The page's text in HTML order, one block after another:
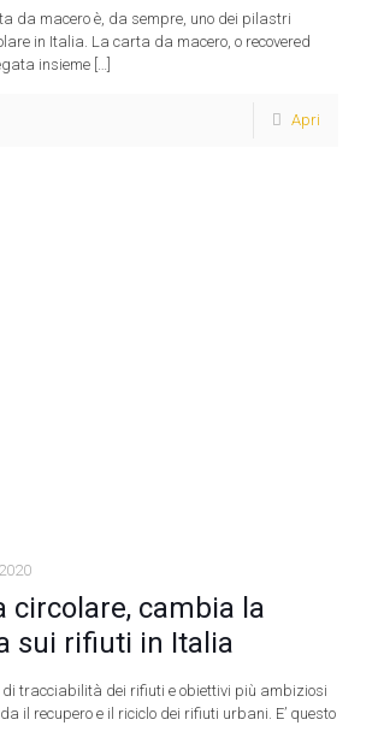
da macero è, da sempre, uno dei pilastri
in Italia. La carta da macero, o recovered
insieme […]
Apri
circolare, cambia la
sui rifiuti in Italia
di tracciabilità dei rifiuti e obiettivi più ambiziosi
il recupero e il riciclo dei rifiuti urbani. E’ questo